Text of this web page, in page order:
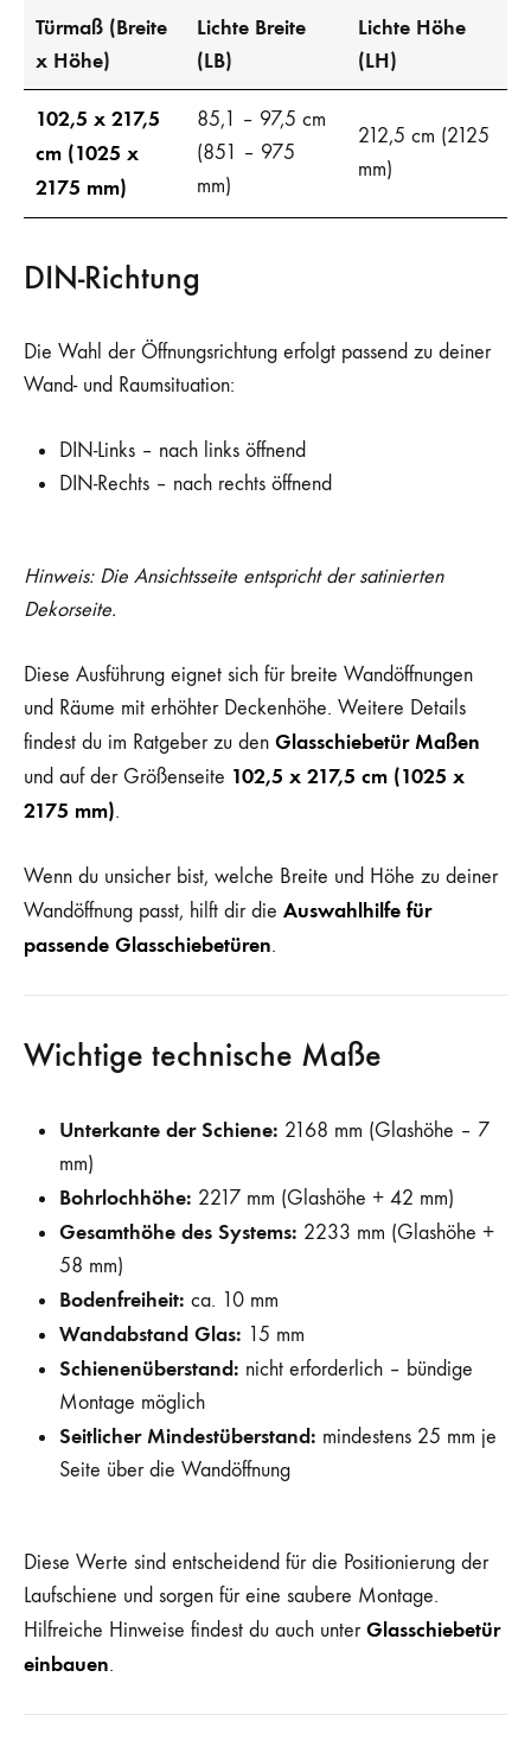
Türmaß (Breite
x Höhe)
Lichte Breite
(LB)
Lichte Höhe
(LH)
102,5 x 217,5
cm (1025 x
2175 mm)
85,1 – 97,5 cm
(851 – 975
mm)
212,5 cm (2125
mm)
DIN-Richtung
Die Wahl der Öffnungsrichtung erfolgt passend zu deiner
Wand- und Raumsituation:
DIN-Links – nach links öffnend
DIN-Rechts – nach rechts öffnend
Hinweis: Die Ansichtsseite entspricht der satinierten
Dekorseite.
Diese Ausführung eignet sich für breite Wandöffnungen
und Räume mit erhöhter Deckenhöhe. Weitere Details
findest du im Ratgeber zu den Glasschiebetür Maßen
und auf der Größenseite 102,5 x 217,5 cm (1025 x
2175 mm).
Wenn du unsicher bist, welche Breite und Höhe zu deiner
Wandöffnung passt, hilft dir die Auswahlhilfe für
passende Glasschiebetüren.
Wichtige technische Maße
Unterkante der Schiene: 2168 mm (Glashöhe – 7
mm)
Bohrlochhöhe: 2217 mm (Glashöhe + 42 mm)
Gesamthöhe des Systems: 2233 mm (Glashöhe +
58 mm)
Bodenfreiheit: ca. 10 mm
Wandabstand Glas: 15 mm
Schienenüberstand: nicht erforderlich – bündige
Montage möglich
Seitlicher Mindestüberstand: mindestens 25 mm je
Seite über die Wandöffnung
Diese Werte sind entscheidend für die Positionierung der
Laufschiene und sorgen für eine saubere Montage.
Hilfreiche Hinweise findest du auch unterGlasschiebetür
einbauen.